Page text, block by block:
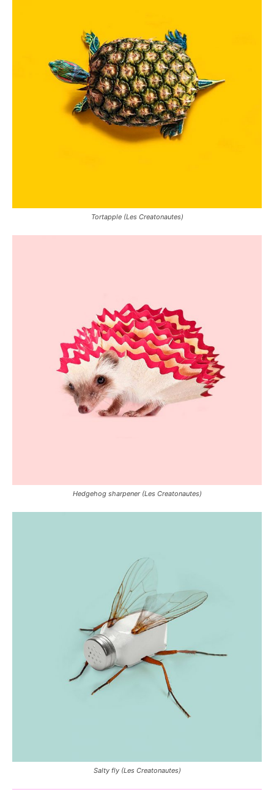
Tortapple (Les Creatonautes)
Hedgehog sharpener (Les Creatonautes)
Salty fly (Les Creatonautes)